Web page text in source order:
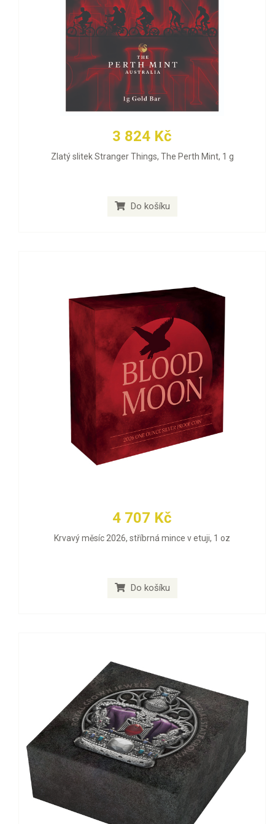
3 824 Kč
Zlatý slitek Stranger Things, The Perth Mint, 1 g
Do košíku
4 707 Kč
Krvavý měsíc 2026, stříbrná mince v etuji, 1 oz
Do košíku